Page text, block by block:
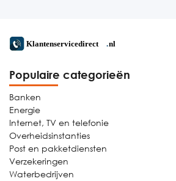
Populaire categorieën
Banken
Energie
Internet, TV en telefonie
Overheidsinstanties
Post en pakketdiensten
Verzekeringen
Waterbedrijven